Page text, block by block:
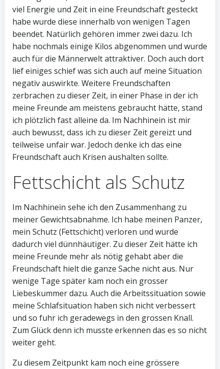
viel Energie und Zeit in eine Freundschaft gesteckt
habe wurde diese innerhalb von wenigen Tagen
beendet. Natürlich gehören immer zwei dazu. Ich
habe nochmals einige Kilos abgenommen und wurde
auch für die Männerwelt attraktiver. Doch auch dort
lief einiges schief was sich auch auf meine Situation
negativ auswirkte. Weitere Freundschaften
zerbrachen zu dieser Zeit, in einer Phase in der ich
meine Freunde am meistens gebraucht hätte, stand
ich plötzlich fast alleine da. Im Nachhinein ist mir
auch bewusst, dass ich zu dieser Zeit gereizt und
teilweise unfair war. Jedoch denke ich das eine
Freundschaft auch Krisen aushalten sollte.
Fettschicht als Schutz
Im Nachhinein sehe ich den Zusammenhang zu
meiner Gewichtsabnahme. Ich habe meinen Panzer,
mein Schutz (Fettschicht) verloren und wurde
dadurch viel dünnhäutiger. Zu dieser Zeit hätte ich
meine Freunde mehr als nötig gehabt aber die
Freundschaft hielt die ganze Sache nicht aus. Nur
wenige Tage später kam noch ein grosser
Liebeskummer dazu. Auch die Arbeitssituation sowie
meine Schlafsituation haben sich nicht verbessert
und so fuhr ich geradewegs in den grossen Knall.
Zum Glück denn ich musste erkennen das es so nicht
weiter geht.
Zu diesem Zeitpunkt kam noch eine grössere